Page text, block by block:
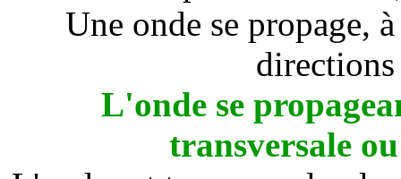
Une onde se propage,
L'onde se
transversale